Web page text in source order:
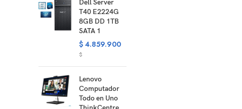
Dell Server
T40 E2224G
8GB DD 1TB
SATA 1
$ 4.859.900
$
Lenovo
Computador
Todo en Uno